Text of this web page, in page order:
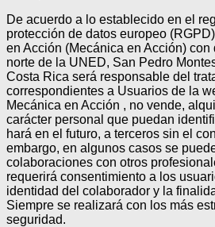
De acuerdo a lo establecido en el
protección de datos europeo
en Acción (Mecánica en Acción) con
norte de la UNED, San Pedro
Costa Rica será responsable del
correspondientes a Usuarios de la
Mecánica en Acción , no vende,
carácter personal que puedan
hará en el futuro, a terceros sin el
embargo, en algunos casos se
colaboraciones con otros
requerirá consentimiento a los
identidad del colaborador y la
Siempre se realizará con los más
seguridad.